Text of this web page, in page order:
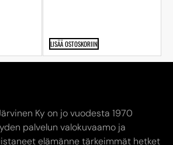
LISÄÄ OSTOSKORIIN
Ky on jo vuodesta 1970
palvelun valokuvaamo ja
elämänne tärkeimmät hetket